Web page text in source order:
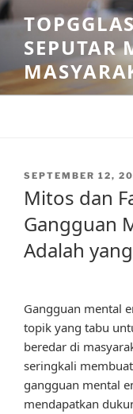
Skip
to
contentSEPUTAR
POSTED
SEPTEMBER 12,
Mitos dan
Gangguan
Adalah
Gangguan mental
topik yang tabu
beredar di
seringkali
gangguan mental
mendapatkan